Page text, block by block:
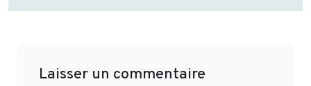
Laisser un commentaire